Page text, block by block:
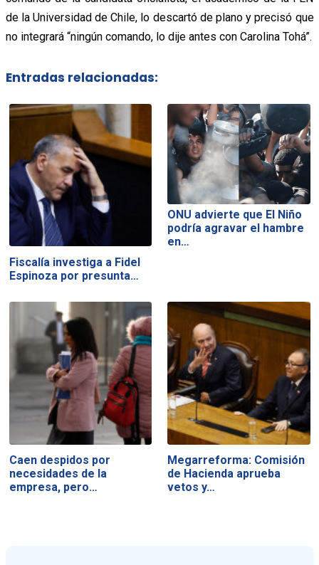
de la Universidad de Chile, lo descartó de plano y precisó que
no integrará “ningún comando, lo dije antes con Carolina Tohá”.
Entradas relacionadas:
Fiscalía investiga a Fidel
Espinoza por presunta…
ONU advierte que El Niño
podría agravar el hambre
en…
Caen despidos por
necesidades de la
empresa, pero…
Megarreforma: Comisión
de Hacienda aprueba
vetos y…